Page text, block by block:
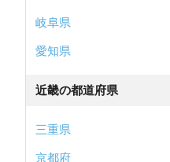
岐阜県
愛知県
近畿の都道府県
三重県
京都府